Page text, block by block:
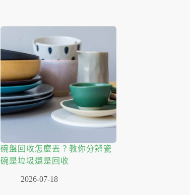
碗盤回收怎麼丟？教你分辨瓷
碗是垃圾還是回收
2026-07-18